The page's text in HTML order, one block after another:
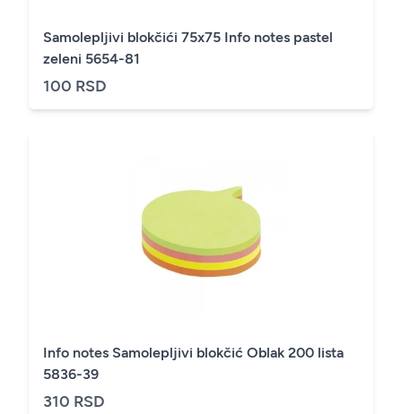
Samolepljivi blokčići 75x75 Info notes pastel
zeleni 5654-81
100 RSD
Info notes Samolepljivi blokčić Oblak 200 lista
5836-39
310 RSD